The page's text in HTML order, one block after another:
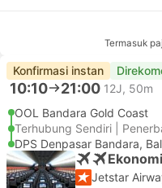
Termasuk
Konfirmasi instan
10:10 21:00 12J, 50m
OOL Bandara Gold Coast
Terhubung Sendiri |
DPS Denpasar Bandara,
Jetstar